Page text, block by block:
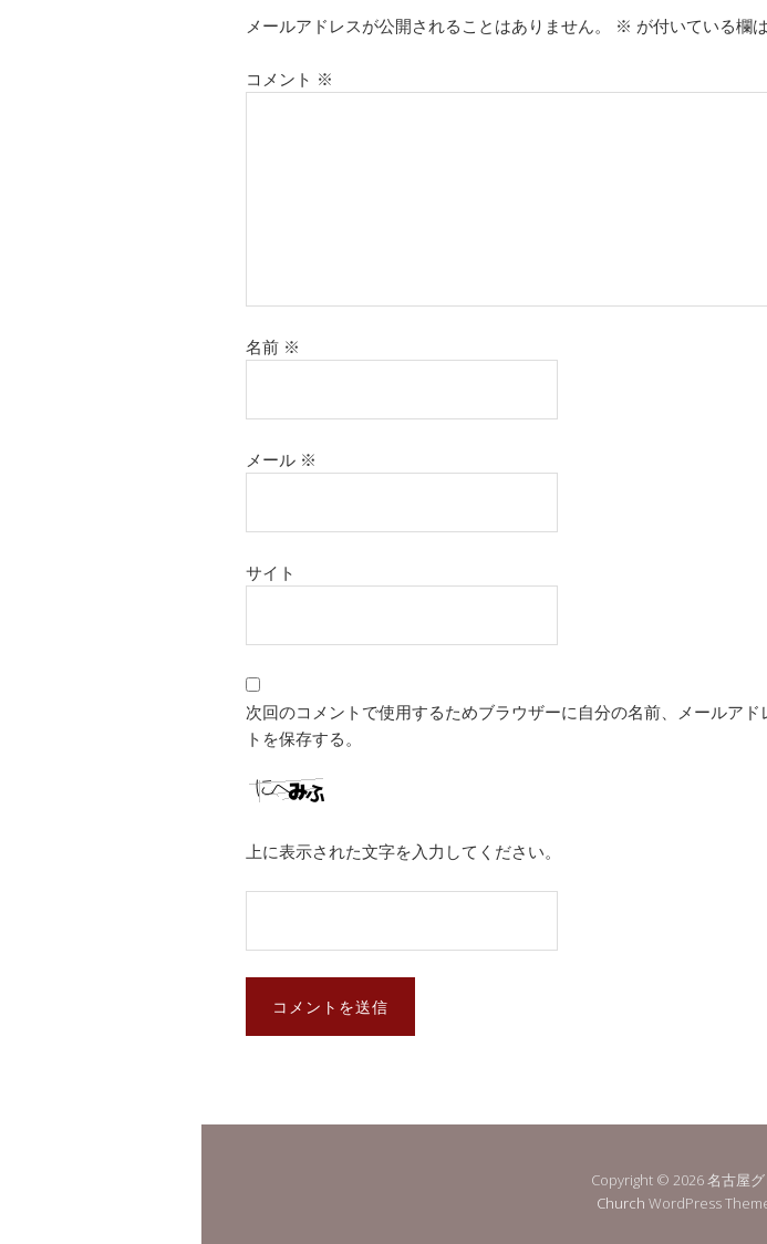
メールアドレスが公開されることはありません。 ※ が付いている欄
コメント ※
名前 ※
メール ※
サイト
次回のコメントで使用するためブラウザーに自分の名前、メールアド
トを保存する。
上に表示された文字を入力してください。
Copyright © 2026 名古屋
Church WordPress